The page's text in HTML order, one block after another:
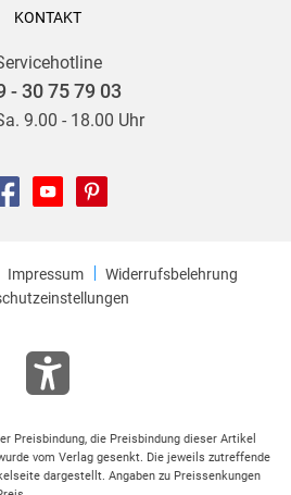
KONTAKT
- 30 75 79 03
9.00 - 18.00 Uhr
Impressum
Widerrufsbelehrung
Preisbindung, die Preisbindung dieser Artikel
vom Verlag gesenkt. Die jeweils zutreffende
dargestellt. Angaben zu Preissenkungen